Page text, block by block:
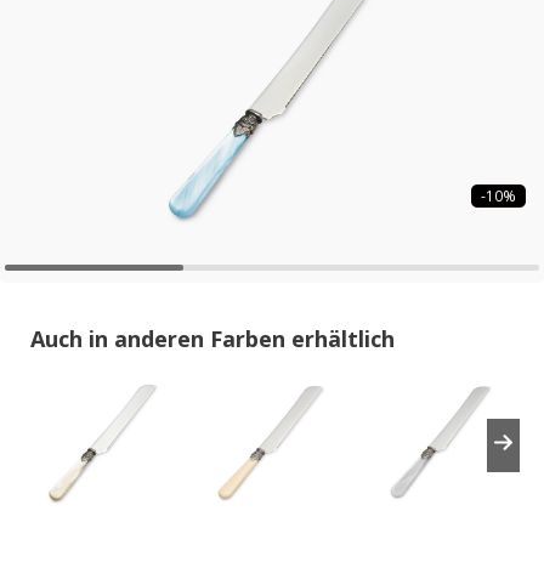
-10%
Auch in anderen Farben erhältlich